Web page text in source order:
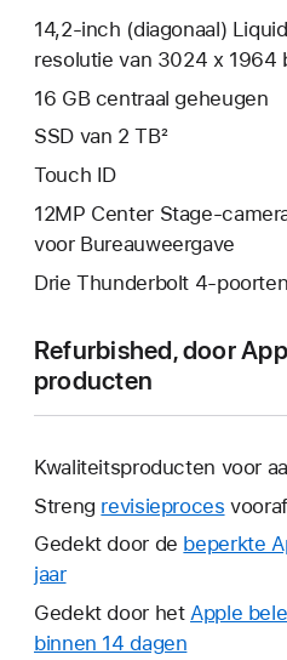
14,2‑inch (diagonaal)
resolutie van 3024 x 1964
16 GB centraal geheugen
SSD van 2 TB²
Touch ID
12MP Center Stage-
voor Bureauweergave
Drie Thunderbolt 4-
Refurbished, door
producten
Kwaliteitsproducten voor
Streng revisieproces
Gedekt door de beperkte
jaarHierdoor
wordt
er
Gedekt door hetApple
binnen 14 dagen